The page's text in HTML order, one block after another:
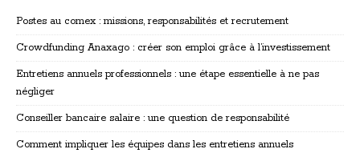
Postes au comex : missions, responsabilités et recrutement
Crowdfunding Anaxago : créer son emploi grâce à l’investissement
Entretiens annuels professionnels : une étape essentielle à ne pas
négliger
Conseiller bancaire salaire : une question de responsabilité
Comment impliquer les équipes dans les entretiens annuels